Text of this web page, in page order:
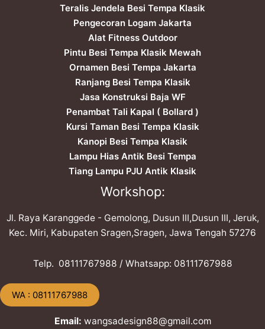
Teralis Jendela Besi Tempa Klasik
Pengecoran Logam Jakarta
Alat Fitness Outdoor
Pintu Besi Tempa Klasik Mewah
Ornamen Besi Tempa Jakarta
Ranjang Besi Tempa Klasik
Jasa Konstruksi Baja WF
Penambat Tali Kapal ( Bollard )
Kursi Taman Besi Tempa Klasik
Kanopi Besi Tempa Klasik
Lampu Hias Antik Besi Tempa
Tiang Lampu PJU Antik Klasik
Workshop:
Jl. Raya Karanggede - Gemolong, Dusun III,Dusun III, Jeruk,
Kec. Miri, Kabupaten Sragen,Sragen, Jawa Tengah 57276
Telp. ​08111767988 / Whatsapp: ​08111767988
​WA : 08111767988
Email: wangsadesign88@gmail.com